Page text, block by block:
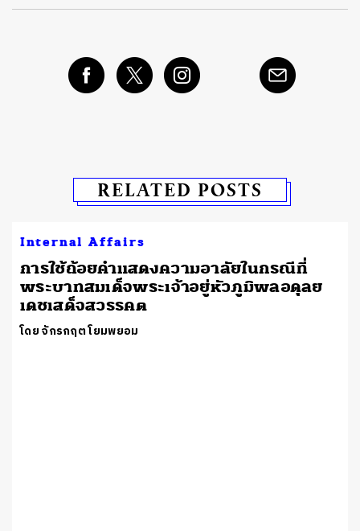
RELATED POSTS
Internal Affairs
การใช้ถ้อยคำแสดงความอาลัยในกรณีที่
พระบาทสมเด็จพระเจ้าอยู่หัวภูมิพลอดุลย
เดชเสด็จสวรรคต
โดย จักรกฤต โยมพยอม